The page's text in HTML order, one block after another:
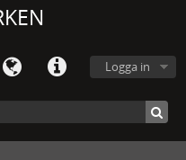
Logga in